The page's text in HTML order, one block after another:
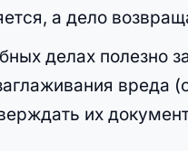
а дело
делах полезно
вреда
их